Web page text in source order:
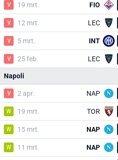
V 19 mrt. FIO
V 12 mrt. LEC
V 5 mrt. INT
V 25 feb. LEC
Napoli
V 2 apr. NAP
W 19 mrt. TOR
W 15 mrt. NAP
W 11 mrt. NAP